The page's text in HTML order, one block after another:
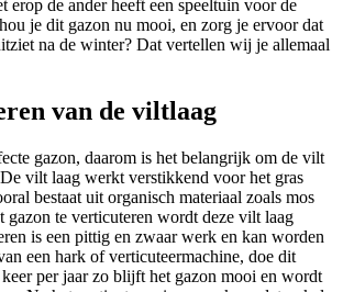
erop de ander heeft een speeltuin voor de
je dit gazon nu mooi, en zorg je ervoor dat
na de winter? Dat vertellen wij je allemaal
van de viltlaag
gazon, daarom is het belangrijk om de vilt
vilt laag werkt verstikkend voor het gras
bestaat uit organisch materiaal zoals mos
gazon te verticuteren wordt deze vilt laag
is een pittig en zwaar werk en kan worden
een hark of verticuteermachine, doe dit
per jaar zo blijft het gazon mooi en wordt